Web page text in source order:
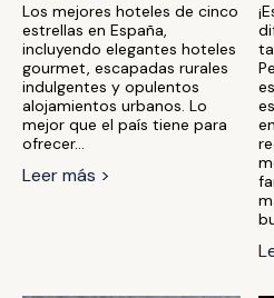
Los mejores hoteles de cinco
estrellas en España,
incluyendo elegantes hoteles
gourmet, escapadas rurales
indulgentes y opulentos
alojamientos urbanos. Lo
mejor que el país tiene para
ofrecer...
Leer más >